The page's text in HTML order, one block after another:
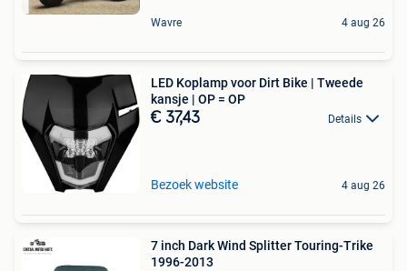
Wavre 4 aug 26
LED Koplamp voor Dirt Bike | Tweede
kansje | OP = OP
€ 37,43 Details
Bezoek website 4 aug 26
7 inch Dark Wind Splitter Touring-Trike
1996-2013